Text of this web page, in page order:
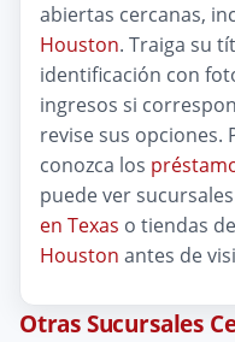
abiertas cercanas,
Houston. Traiga su
identificación con
ingresos si
revise sus opciones.
conozca los
puede ver
en Texas o tiendas de
Houston antes de
Otras Sucursales